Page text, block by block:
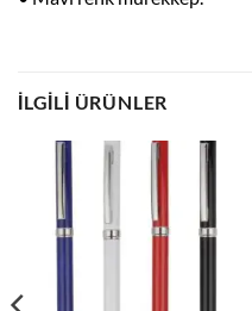
İLGILI ÜRÜNLER